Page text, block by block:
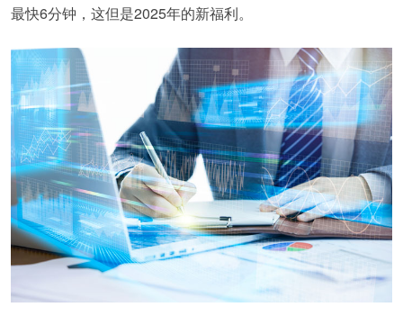
最快6分钟，这但是2025年的新福利。